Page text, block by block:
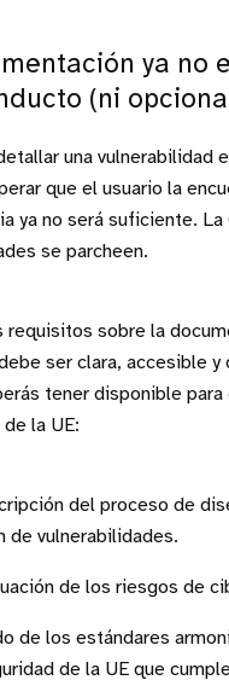
ya no
(ni
una vulnerabilidad
que el usuario la
ya no será suficiente. La
se parcheen.
requisitos sobre la
ser clara, accesible y
tener disponible para
la UE:
del proceso de
de vulnerabilidades.
de los riesgos de
de los estándares
de la UE que